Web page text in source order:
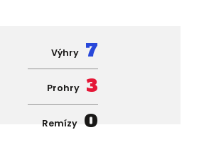
Výhry 7
Prohry 3
Remízy 0